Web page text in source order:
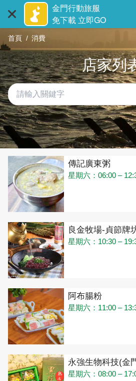
主
要
內
容
區
塊
金門行動旅服
免下載 立即GO
首頁 消費
店家列
共有 432 間店家
傳記廣東粥
星期六：06:00 –
良金牧場-貞節牌
星期六：10:30 –
阿布腸粉
星期六：11:00 –
永強生物科技(金
星期六：08:00 –